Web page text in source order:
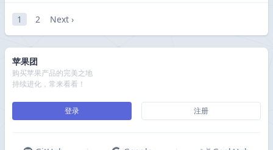
1 2 Next ›
苹果团
购买苹果产品的完美之地
持续进化，常来看看！
登录 注册